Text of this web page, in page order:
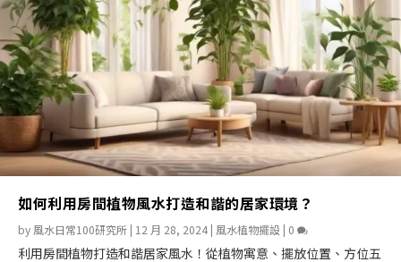
如何利用房間植物風水打造和諧的居家環境？
by 風水日常100研究所 | 12 月 28, 2024 | 風水植物擺設 | 0
利用房間植物打造和諧居家風水！從植物寓意、擺放位置、方位五